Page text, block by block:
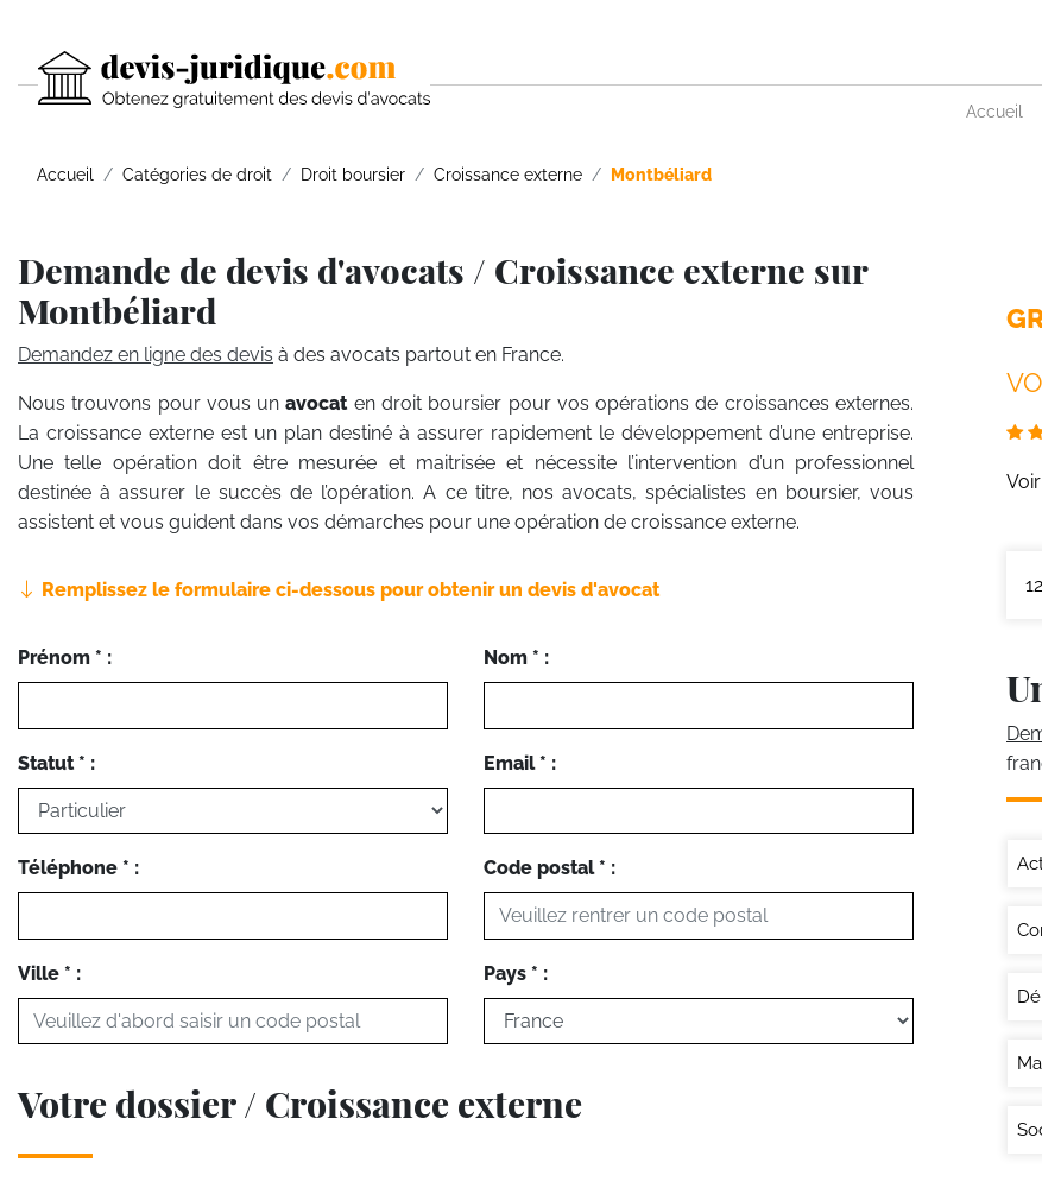
Accueil
Accueil Catégories de droit Droit boursier Croissance externe Montbéliard
Demande de devis d'avocats / Croissance externe sur
Montbéliard
Demandez en ligne des devis à des avocats partout en France.
Nous trouvons pour vous unavocat en droit boursier pour vos opérations de croissances externes.
La croissance externe est un plan destiné à assurer rapidement le développement d’une entreprise.
Une telle opération doit être mesurée et maitrisée et nécessite l’intervention d’un professionnel
destinée à assurer le succès de l’opération. A ce titre, nos avocats, spécialistes en boursier, vous
assistent et vous guident dans vos démarches pour une opération de croissance externe.
Remplissez le formulaire ci-dessous pour obtenir un devis d'avocat
Prénom * : Nom * :
Statut * : Email * :
Téléphone * : Code postal * :
Ville * : Pays * :
Votre dossier / Croissance externe